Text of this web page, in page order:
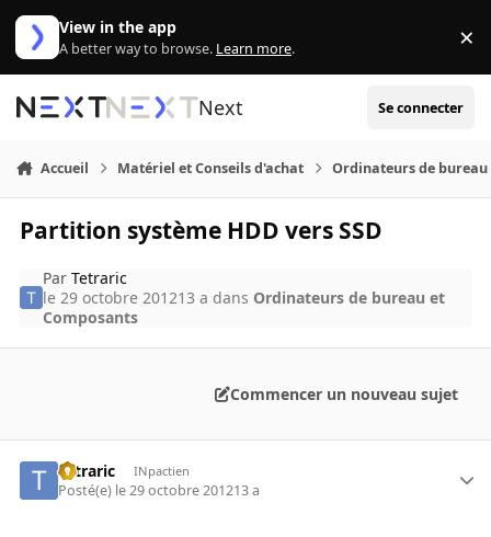
Aller au contenu
View in the app
A better way to browse. Learn more. ×
Next Se connecter
Accueil Matériel et Conseils d'achat Ordinateurs de bureau
Partition système HDD vers SSD
ParTetraric
le 29 octobre 201213 a dans Ordinateurs de bureau et
Composants
Commencer un nouveau sujet
Tetraric INpactien
Posté(e) le 29 octobre 201213 a